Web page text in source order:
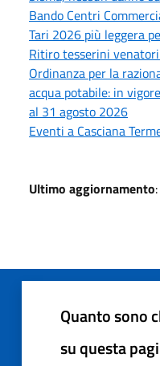
Bando Centri
Tari 2026 più leggera
Ritiro tesserini
Ordinanza per la
acqua potabile: in
al 31 agosto 2026
Eventi a Casciana
Ultimo aggiornamento
Quanto sono
su questa